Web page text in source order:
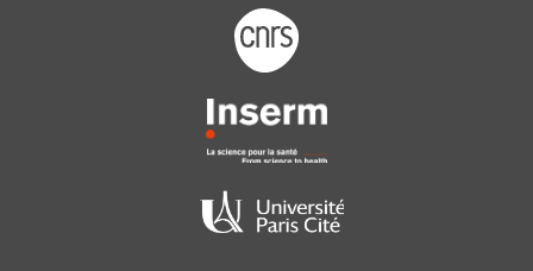
Footer logo tutelles